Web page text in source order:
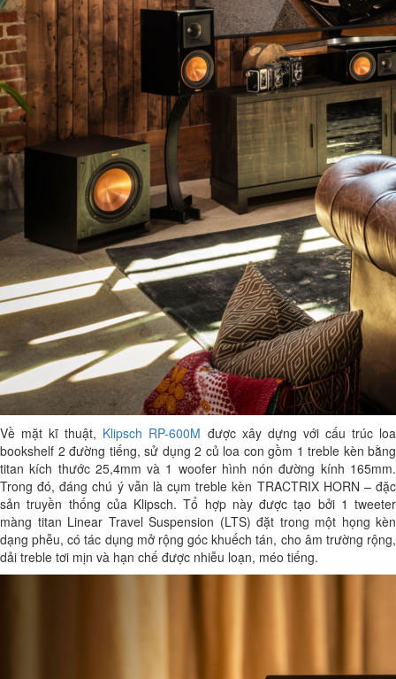
Về mặt kĩ thuật, Klipsch RP-600M được xây dựng với cấu trúc loa
bookshelf 2 đường tiếng, sử dụng 2 củ loa con gồm 1 treble kèn bằng
titan kích thước 25,4mm và 1 woofer hình nón đường kính 165mm.
Trong đó, đáng chú ý vẫn là cụm treble kèn TRACTRIX HORN – đặc
sản truyền thống của Klipsch. Tổ hợp này được tạo bởi 1 tweeter
màng titan Linear Travel Suspension (LTS) đặt trong một họng kèn
dạng phễu, có tác dụng mở rộng góc khuếch tán, cho âm trường rộng,
dải treble tơi mịn và hạn chế được nhiễu loạn, méo tiếng.